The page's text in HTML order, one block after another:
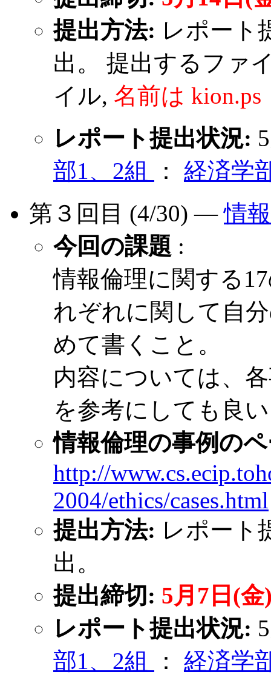
提出方法: レポート
出。 提出するファ
イル, 名前は kion.ps
レポート提出状況:
部1、2組
： 経済学
第３回目 (4/30) ―情
今回の課題 :
情報倫理に関する
れぞれに関して自
めて書くこと。
内容については、
を参考にしても良
情報倫理の事例の
http://
2004/ethics/cases.html
提出方法: レポート
出。
提出締切: 5月7日(
レポート提出状況:
部1、2組
： 経済学